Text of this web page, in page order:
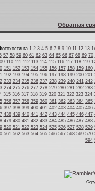
Обратная
1 2 3 4 5 6 7 8 9 10 11 12 13
57 58 59 60 61 62 63 64 65 66 67 68 69 70
110 111 112 113 114 115 116 117 118 119
151 152 153 154 155 156 157 158 159 160
192 193 194 195 196 197 198 199 200 201
233 234 235 236 237 238 239 240 241 242
274 275 276 277 278 279 280 281 282 283
315 316 317 318 319 320 321 322 323 324
356 357 358 359 360 361 362 363 364 365
397 398 399 400 401 402 403 404 405 406
438 439 440 441 442 443 444 445 446 447
479 480 481 482 483 484 485 486 487 488
520 521 522 523 524 525 526 527 528 529
561 562 563 564 565 566 567 568 569 570
594